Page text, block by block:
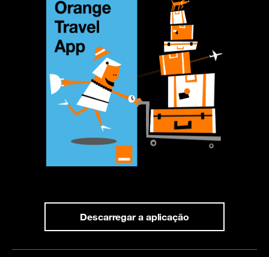
Descarregar a aplicação